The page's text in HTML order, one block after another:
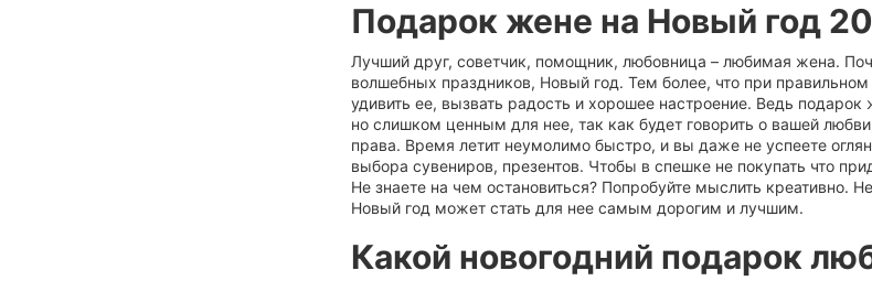
Подарок жене на Новый год
Лучший друг, советчик, помощник, любовница – любимая жена.
волшебных праздников, Новый год. Тем более, что при
удивить ее, вызвать радость и хорошее настроение. Ведь
но слишком ценным для нее, так как будет говорить о вашей
права. Время летит неумолимо быстро, и вы даже не успеете
выбора сувениров, презентов. Чтобы в спешке не покупать что
Не знаете на чем остановиться? Попробуйте мыслить
Новый год может стать для нее самым дорогим и лучшим.
Какой новогодний подарок